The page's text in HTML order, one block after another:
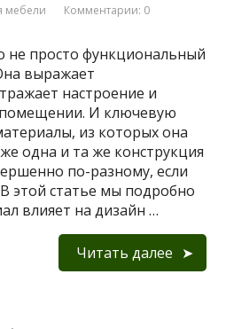
мебели Комментарии: 0
не просто функциональный
выражает
настроение и
помещении. И ключевую
из которых она
одна и та же конструкция
по-разному, если
этой статье мы подробно
влияет на дизайн …
Читать далее